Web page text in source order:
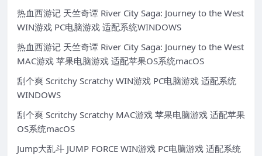
热血西游记 天竺奇谭 River City Saga: Journey to the West
WIN游戏 PC电脑游戏 适配系统WINDOWS
热血西游记 天竺奇谭 River City Saga: Journey to the West
MAC游戏 苹果电脑游戏 适配苹果OS系统macOS
刮个爽 Scritchy Scratchy WIN游戏 PC电脑游戏 适配系统
WINDOWS
刮个爽 Scritchy Scratchy MAC游戏 苹果电脑游戏 适配苹果
OS系统macOS
Jump大乱斗 JUMP FORCE WIN游戏 PC电脑游戏 适配系统